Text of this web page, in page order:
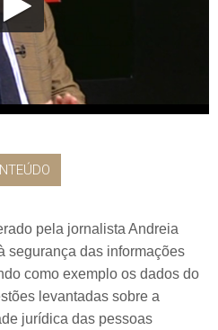
pela jornalista Andreia
segurança das informações
como exemplo os dados do
levantadas sobre a
jurídica das pessoas